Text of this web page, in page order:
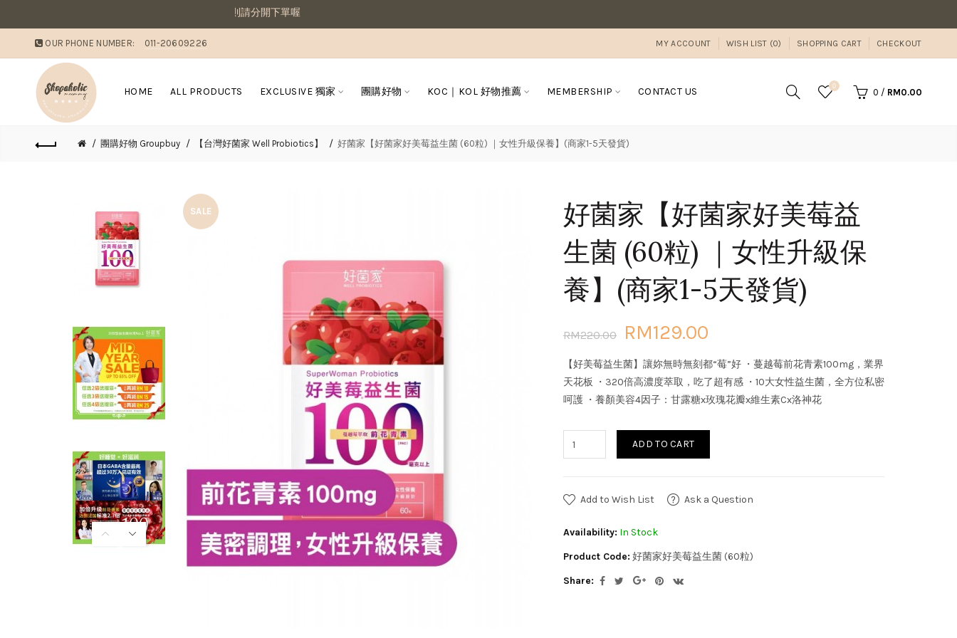
OUR PHONE NUMBER: 011-20609226 MY ACCOUNT WISH LIST (0) SHOPPING CART CHECKOUT
HOME ALL PRODUCTS EXCLUSIVE 獨家 團購好物 KOC｜KOL 好物推薦 MEMBERSHIP CONTACT US 0
0 / RM0.00
團購好物 Groupbuy 【台灣好菌家 Well Probiotics】 好菌家【好菌家好美莓益生菌 (60粒) ｜女性升級保養】(商家1-5天發貨)
SALE
好菌家【好菌家好美莓益
生菌 (60粒) ｜女性升級保
養】(商家1-5天發貨)
RM220.00 RM129.00
【好美莓益生菌】讓妳無時無刻都“莓”好 ・蔓越莓前花青素100mg，業界
天花板 ・320倍高濃度萃取，吃了超有感 ・10大女性益生菌，全方位私密
呵護 ・養顏美容4因子：甘露糖x玫瑰花瓣x維生素Cx洛神花
ADD TO CART
Add to Wish List Ask a Question
Availability: In Stock
Product Code: 好菌家好美莓益生菌 (60粒)
Share: